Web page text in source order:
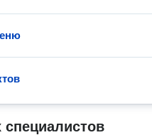
специалистов